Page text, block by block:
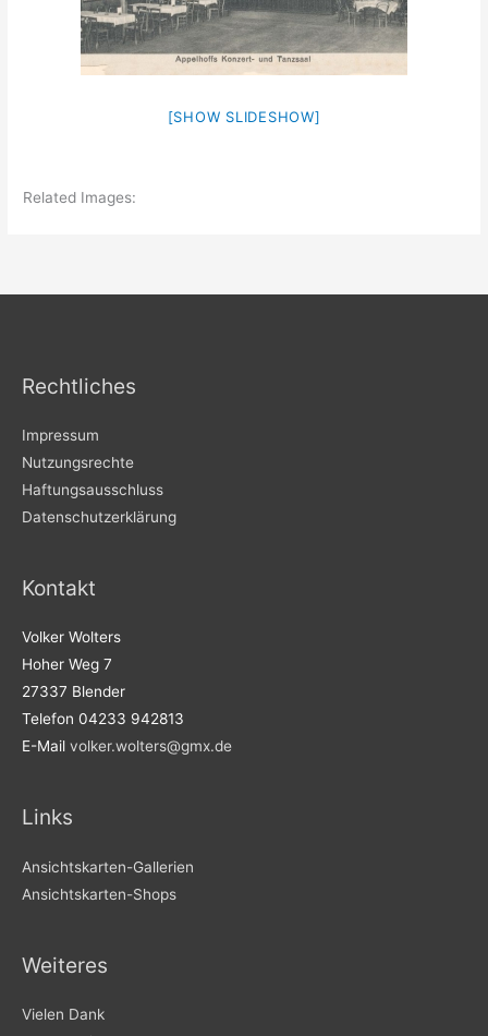
[SHOW SLIDESHOW]
Related Images:
Rechtliches
Impressum
Nutzungsrechte
Haftungsausschluss
Datenschutzerklärung
Kontakt
Volker Wolters
Hoher Weg 7
27337 Blender
Telefon 04233 942813
E-Mail volker.wolters@gmx.de
Links
Ansichtskarten-Gallerien
Ansichtskarten-Shops
Weiteres
Vielen Dank